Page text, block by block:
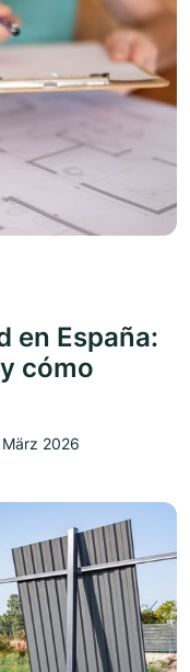
en España:
cómo
2026